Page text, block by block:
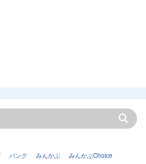
バンク みんかぶ
みんかぶChoice